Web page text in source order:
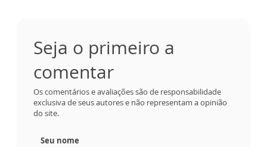
Seja o primeiro a
comentar
Os comentários e avaliações são de responsabilidade
exclusiva de seus autores e não representam a opinião
do site.
Seu nome